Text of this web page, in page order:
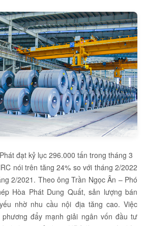
đạt kỷ lục 296.000 tấn trong tháng 3
nói trên tăng 24% so với tháng 2/2022
2/2021. Theo ông Trần Ngọc Ân – Phó
Hòa Phát Dung Quất, sản lượng bán
nhờ nhu cầu nội địa tăng cao. Việc
đẩy mạnh giải ngân vốn đầu tư